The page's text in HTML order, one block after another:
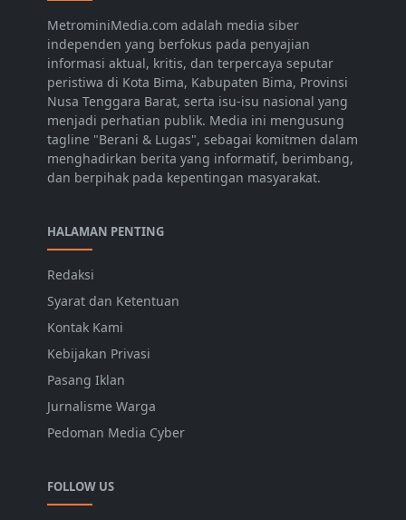
MetrominiMedia.com adalah media siber
independen yang berfokus pada penyajian
informasi aktual, kritis, dan terpercaya seputar
peristiwa di Kota Bima, Kabupaten Bima, Provinsi
Nusa Tenggara Barat, serta isu-isu nasional yang
menjadi perhatian publik. Media ini mengusung
tagline "Berani & Lugas", sebagai komitmen dalam
menghadirkan berita yang informatif, berimbang,
dan berpihak pada kepentingan masyarakat.
HALAMAN PENTING
Redaksi
Syarat dan Ketentuan
Kontak Kami
Kebijakan Privasi
Pasang Iklan
Jurnalisme Warga
Pedoman Media Cyber
FOLLOW US